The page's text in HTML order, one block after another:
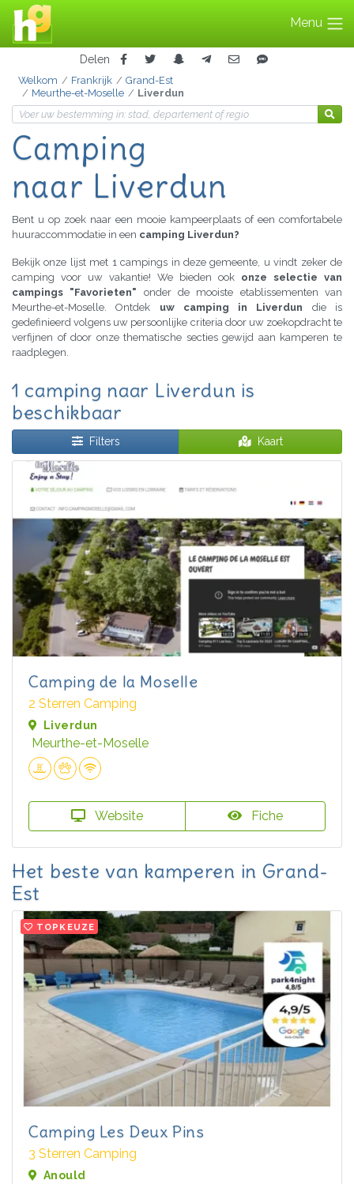
Menu
Delen
Welkom Frankrijk
Grand-Est
Meurthe-et-Moselle
Liverdun
Camping
naar Liverdun
Bent u op zoek naar een mooie kampeerplaats of een comfortabele
huuraccommodatie in een camping Liverdun?
Bekijk onze lijst met 1 campings in deze gemeente, u vindt zeker de
camping voor uw vakantie! We bieden ook onze selectie van
campings "Favorieten" onder de mooiste etablissementen van
Meurthe-et-Moselle. Ontdek uw camping in Liverdun die is
gedefinieerd volgens uw persoonlijke criteria door uw zoekopdracht te
verfijnen of door onze thematische secties gewijd aan kamperen te
raadplegen.
1 camping naar Liverdun is
beschikbaar
Filters Kaart
Camping de la Moselle
2 Sterren Camping
Liverdun
Meurthe-et-Moselle
Website Fiche
Het beste van kamperen in Grand-
Est
TOPKEUZE
Camping Les Deux Pins
3 Sterren Camping
Anould